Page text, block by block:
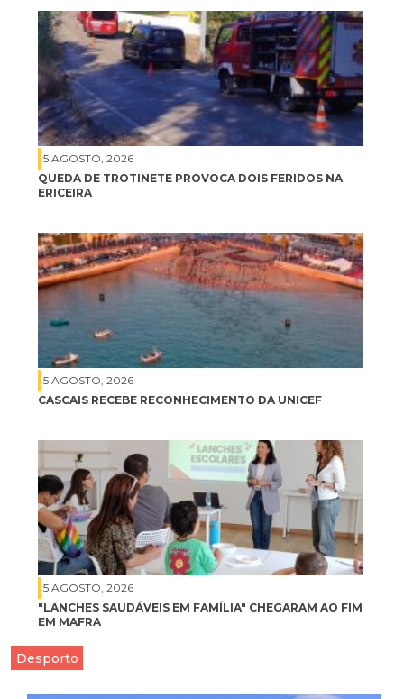
5 AGOSTO, 2026
QUEDA DE TROTINETE PROVOCA DOIS FERIDOS NA
ERICEIRA
5 AGOSTO, 2026
CASCAIS RECEBE RECONHECIMENTO DA UNICEF
5 AGOSTO, 2026
"LANCHES SAUDÁVEIS EM FAMÍLIA" CHEGARAM AO FIM
EM MAFRA
Desporto